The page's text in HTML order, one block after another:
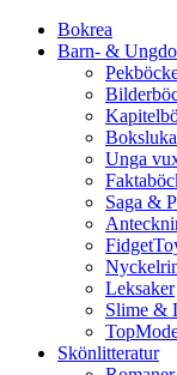
Bokrea
Barn- &
Unga
Saga &
Leksaker
Slime &
Skönlitteratur